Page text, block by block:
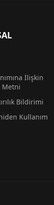
İlişkin
Metni
Bildirimi
Kullanım